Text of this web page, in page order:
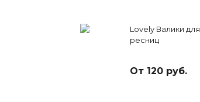
Lovely Валики для
ресниц
От 120 руб.